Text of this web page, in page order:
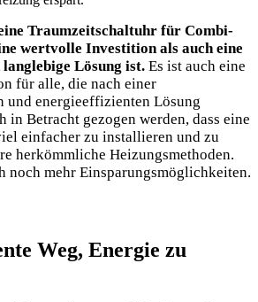
Traumzeitschaltuhr für Combi-
wertvolle Investition als auch eine
Lösung ist. Es ist auch eine
für alle, die nach einer
und energieeffizienten Lösung
in Betracht gezogen werden, dass eine
einfacher zu installieren und zu
herkömmliche Heizungsmethoden.
noch mehr Einsparungsmöglichkeiten.
Weg, Energie zu